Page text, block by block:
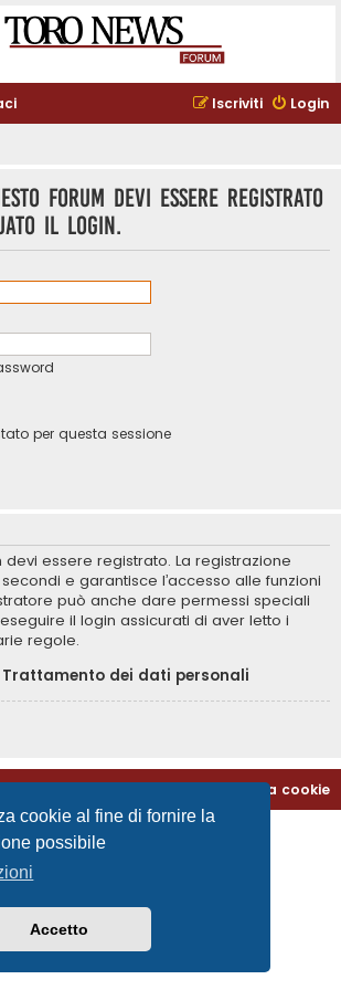
cookie al fine di fornire la
possibile
Accetto
Login
Iscriviti
forum devi essere registrato
il login.
per questa sessione
essere registrato. La registrazione
e garantisce l’accesso alle funzioni
può anche dare permessi speciali
il login assicurati di aver letto i
regole.
Trattamento dei dati personali
Cancella cookie